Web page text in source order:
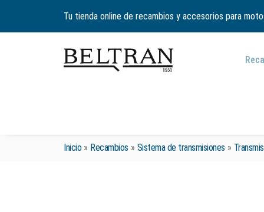
Tu tienda online de recambios y accesorios para
Inicio» Recambios » Sistema de transmisiones »